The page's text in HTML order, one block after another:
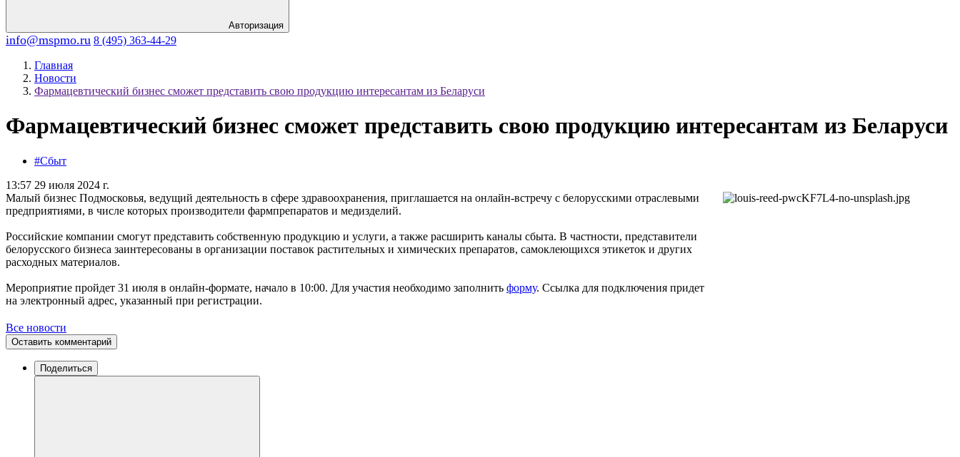
Авторизация
info@mspmo.ru 8 (495) 363-44-29
Главная
Новости
Фармацевтический бизнес сможет представить свою продукцию интересантам из Беларуси
Фармацевтический бизнес сможет представить свою продукцию интересантам из Беларуси
#Сбыт
13:57 29 июля 2024 г.
Малый бизнес Подмосковья, ведущий деятельность в сфере здравоохранения, приглашается на онлайн-встречу с белорусскими отраслевыми
предприятиями, в числе которых производители фармпрепаратов и медизделий.
Российские компании смогут представить собственную продукцию и услуги, а также расширить каналы сбыта. В частности, представители
белорусского бизнеса заинтересованы в организации поставок растительных и химических препаратов, самоклеющихся этикеток и других
расходных материалов.
Мероприятие пройдет 31 июля в онлайн-формате, начало в 10:00. Для участия необходимо заполнить форму. Ссылка для подключения придет
на электронный адрес, указанный при регистрации.
Все новости
Оставить комментарий
Поделиться